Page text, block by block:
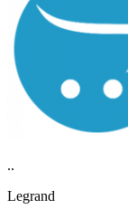
..
Legrand